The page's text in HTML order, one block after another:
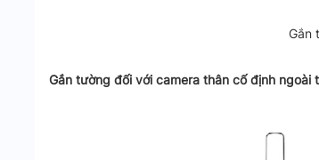
Gắn
Gắn tường đối với camera thân cố định ngoài